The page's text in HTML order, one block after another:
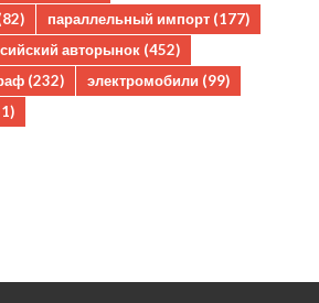
параллельный импорт (177)
авторынок (452)
(232) электромобили (99)